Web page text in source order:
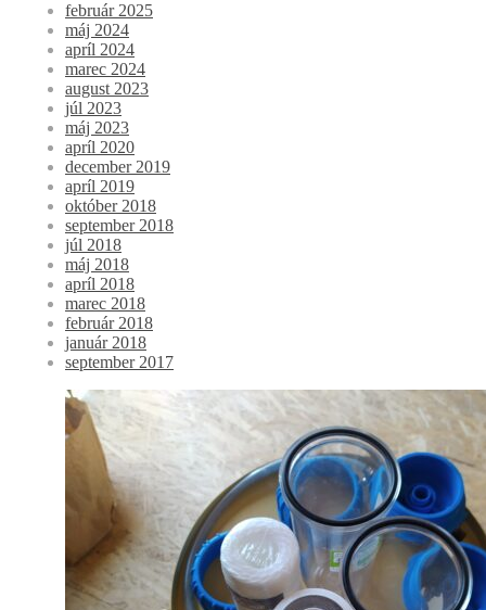
február 2025
máj 2024
apríl 2024
marec 2024
august 2023
júl 2023
máj 2023
apríl 2020
december 2019
apríl 2019
október 2018
september 2018
júl 2018
máj 2018
apríl 2018
marec 2018
február 2018
január 2018
september 2017